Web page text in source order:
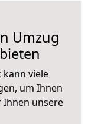
Umzug
viele
um Ihnen
Ihnen unsere